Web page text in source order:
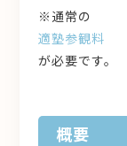
※通常の
適塾参観料
が必要です。
概要